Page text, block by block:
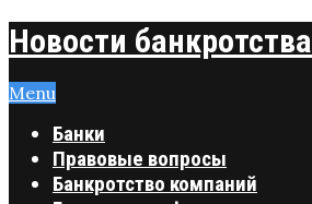
Новости банкротства
Menu
Банки
Правовые вопросы
Банкротство компаний